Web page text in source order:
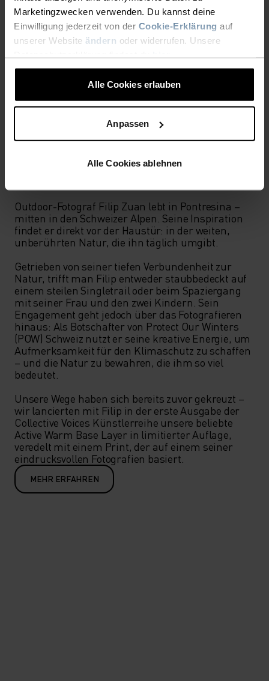
Marketingzwecken verwenden. Du kannst deine
Einwilligung jederzeit von der Cookie-Erklärung auf
unserer Website ändern oder widerrufen. Unsere
Alle Cookies erlauben
Anpassen
Alle Cookies ablehnen
Outdoor-Fotograf Filip Zuan lebt in Pontresina –
mitten in den Schweizer Alpen. Seine Inspiration
findet er direkt vor der Haustür: in der weiten,
unberührten Natur, die ihn täglich umgibt.
Getrieben von seiner tiefen Verbundenheit zur
Natur, trifft man Filip entweder staubbedeckt auf
einem steilen Singletrail oder beim Spaziergang
mit seiner Frau und den zwei Kindern. Sein
Engagement geht jedoch über das Fotografieren
hinaus: Als Botschafter von Protect Our Winters
(POW) Schweiz nutzt er seine kreative Energie, um
Aufmerksamkeit für den Klimaschutz zu schaffen
– und die Natur zu bewahren, die ihm so viel
bedeutet.
Unsere Wege haben sich bereits zuvor gekreuzt –
wir lancierten mit Filip in der erste Ausgabe der
Collective Voices Künstlerreihe unsere beliebte
Active Warm Base Layer in limitierter Auflage,
veredelt mit einem Print, der auf einem seiner
eindrucksvollen Fotografien basiert.
MEHR ERFAHREN